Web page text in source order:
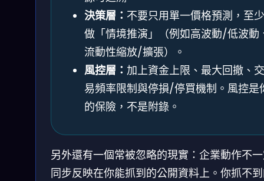
決策層： 不要只用單一價格預測，至少
做「情境推演」（例如高波動/低波動
流動性縮放/擴張）。
風控層： 加上資金上限、最大回撤、交
易頻率限制與停損/停買機制。風控是
的保險，不是附錄。
另外還有一個常被忽略的現實：企業動作不
同步反映在你能抓到的公開資料上。你抓不